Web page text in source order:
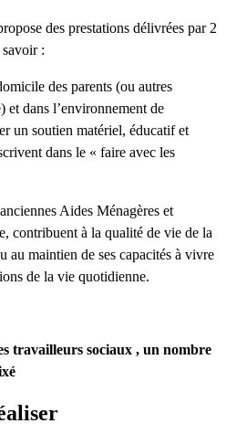
des prestations délivrées par 2
:
des parents (ou autres
et dans l’environnement de
un soutien matériel, éducatif et
dans le « faire avec les
Aides Ménagères et
contribuent à la qualité de vie de la
au maintien de ses capacités à vivre
de la vie quotidienne.
travailleurs sociaux , un nombre